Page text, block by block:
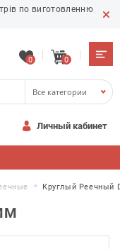
по виготовленню
0 0
Все категории
Личный кабинет
Круглый Реечный